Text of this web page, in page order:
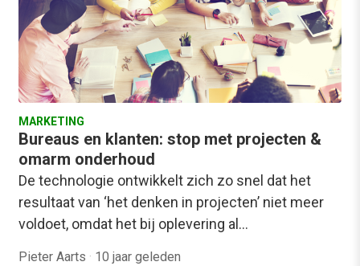
MARKETING
Bureaus en klanten: stop met projecten &
omarm onderhoud
De technologie ontwikkelt zich zo snel dat het
resultaat van ‘het denken in projecten’ niet meer
voldoet, omdat het bij oplevering al…
Pieter Aarts · 10 jaar geleden